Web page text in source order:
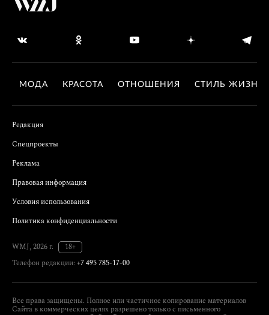
МОДА КРАСОТА ОТНОШЕНИЯ СТИЛЬ ЖИЗНИ
Редакция
Спецпроекты
Реклама
Правовая информация
Условия использования
Политика конфиденциальности
WMJ, 2026 г.
18+
Телефон редакции: +7 495 785-17-00
Все права защищены. Полное или частичное копирование материалов
Сайта в коммерческих целях разрешено только с письменного